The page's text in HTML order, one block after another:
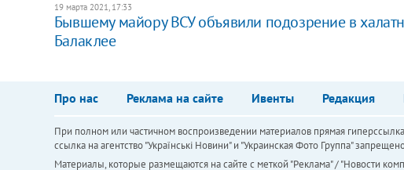
19 марта 2021, 17:33
​Бывшему майору ВСУ объявили подозрение в
Балаклее
Про нас Реклама на сайте Ивенты Редакция
При полном или частичном воспроизведении материалов прямая
ссылка на агентство "Українськi Новини" и "Украинская Фото Группа"
Материалы, которые размещаются на сайте с меткой "Реклама" / "Новости